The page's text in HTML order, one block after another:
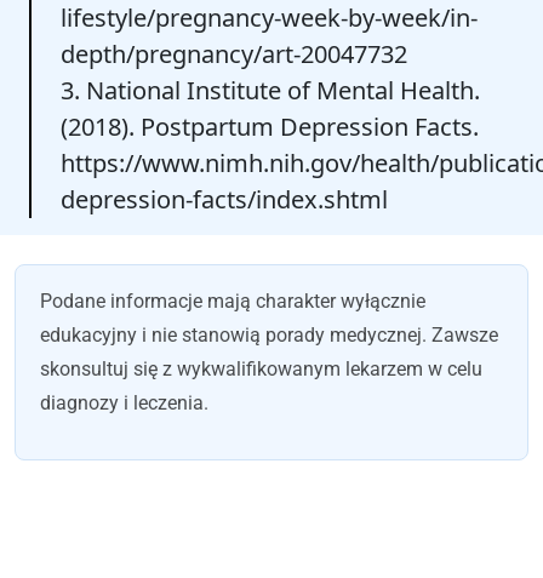
lifestyle/pregnancy-week-by-week/in-
depth/pregnancy/art-20047732
3. National Institute of Mental Health.
(2018). Postpartum Depression Facts.
https://www.nimh.nih.gov/health/
depression-facts/index.shtml
Podane informacje mają charakter wyłącznie
edukacyjny i nie stanowią porady medycznej. Zawsze
skonsultuj się z wykwalifikowanym lekarzem w celu
diagnozy i leczenia.